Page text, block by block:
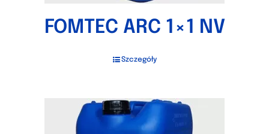
FOMTEC ARC 1×1 NV
Szczegóły